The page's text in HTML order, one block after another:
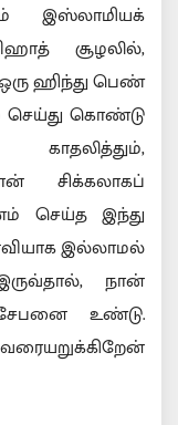
இஸ்லாமியக்
சூழலில்,
ஹிந்து பெண்
கொண்டு
சிக்கலாகப்
செய்த இந்து
இல்லாமல்
நான்
உண்டு.